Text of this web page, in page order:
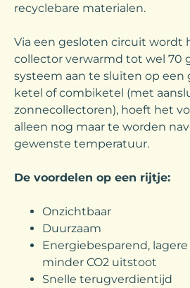
recyclebare materialen.
Via een gesloten circuit wordt
collector verwarmd tot wel 70
systeem aan te sluiten op een
ketel of combiketel (met
zonnecollectoren), hoeft het
alleen nog maar te worden
gewenste temperatuur.
De voordelen op een rijtje:
Onzichtbaar
Duurzaam
Energiebesparend,
minder CO2 uitstoot
Snelle terugverdientijd